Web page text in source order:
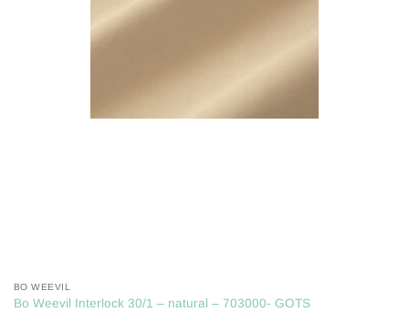
BO WEEVIL
Bo Weevil Interlock 30/1 – natural – 703000- GOTS